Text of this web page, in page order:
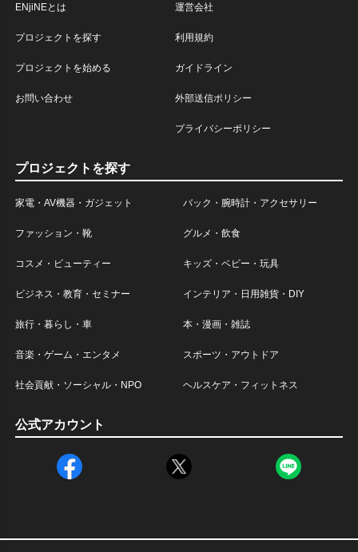
ENjiNEとは
プロジェクトを探す
プロジェクトを始める
お問い合わせ
運営会社
利用規約
ガイドライン
外部送信ポリシー
プライバシーポリシー
プロジェクトを探す
家電・AV機器・ガジェット バック・腕時計・アクセサリー
ファッション・靴 グルメ・飲食
コスメ・ビューティー キッズ・ベビー・玩具
ビジネス・教育・セミナー インテリア・日用雑貨・DIY
旅行・暮らし・車 本・漫画・雑誌
音楽・ゲーム・エンタメ スポーツ・アウトドア
社会貢献・ソーシャル・NPO ヘルスケア・フィットネス
公式アカウント